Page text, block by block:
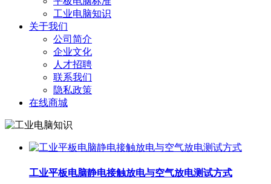
工业电脑知识
关于我们
公司简介
企业文化
人才招聘
联系我们
隐私政策
在线商城
工业平板电脑静电接触放电与空气放电测试方式